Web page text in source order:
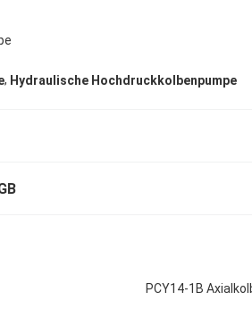
, Hydraulische Hochdruckkolbenpumpe
PCY14-1B